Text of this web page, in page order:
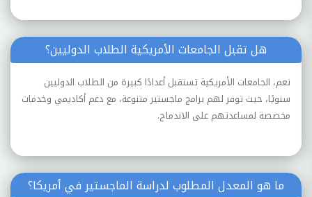
هل تقبل الجامعات الأمريكية الطلاب الدوليين؟
نعم، الجامعات الأمريكية تستقبل أعدادًا كبيرة من الطلاب الدوليين
سنويًا، حيث توفر لهم برامج ماجستير متنوعة، مع دعم أكاديمي وخدمات
مخصصة لمساعدتهم على الاندماج.
ما هو المعدل المطلوب لدراسة الماجستير في أمريكا؟